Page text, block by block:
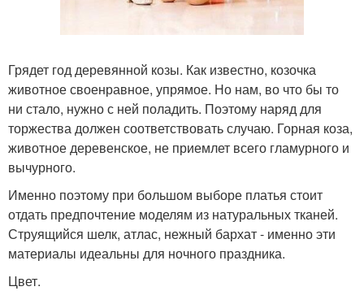
Грядет год деревянной козы. Как известно, козочка
животное своенравное, упрямое. Но нам, во что бы то
ни стало, нужно с ней поладить. Поэтому наряд для
торжества должен соответствовать случаю. Горная коза,
животное деревенское, не приемлет всего гламурного и
вычурного.
Именно поэтому при большом выборе платья стоит
отдать предпочтение моделям из натуральных тканей.
Струящийся шелк, атлас, нежный бархат - именно эти
материалы идеальны для ночного праздника.
Цвет.